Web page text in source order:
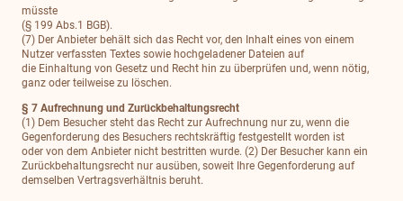
müsste
(§ 199 Abs.1 BGB).
(7) Der Anbieter behält sich das Recht vor, den Inhalt eines von einem
Nutzer verfassten Textes sowie hochgeladener Dateien auf
die Einhaltung von Gesetz und Recht hin zu überprüfen und, wenn nötig,
ganz oder teilweise zu löschen.
§ 7 Aufrechnung und Zurückbehaltungsrecht
(1) Dem Besucher steht das Recht zur Aufrechnung nur zu, wenn die
Gegenforderung des Besuchers rechtskräftig festgestellt worden ist
oder von dem Anbieter nicht bestritten wurde. (2) Der Besucher kann ein
Zurückbehaltungsrecht nur ausüben, soweit Ihre Gegenforderung auf
demselben Vertragsverhältnis beruht.